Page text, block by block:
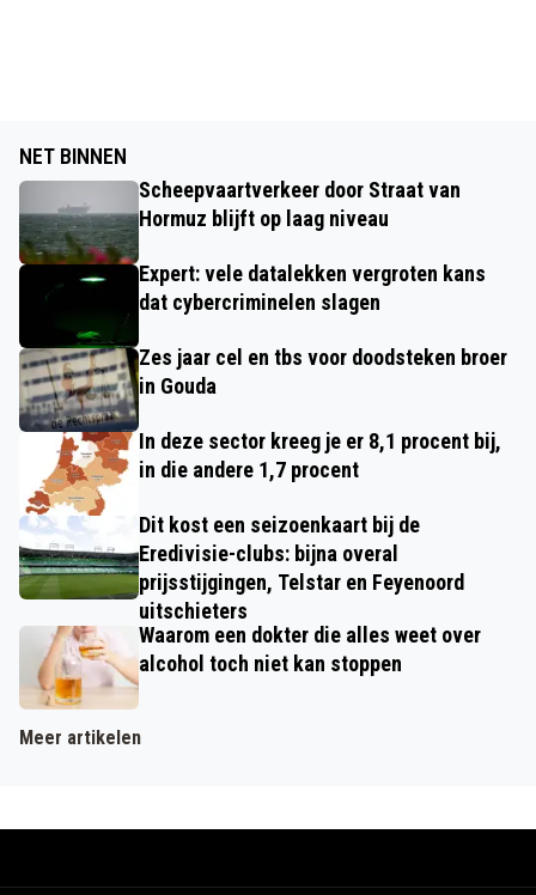
NET BINNEN
Scheepvaartverkeer door Straat van
Hormuz blijft op laag niveau
Expert: vele datalekken vergroten kans
dat cybercriminelen slagen
Zes jaar cel en tbs voor doodsteken broer
in Gouda
In deze sector kreeg je er 8,1 procent bij,
in die andere 1,7 procent
Dit kost een seizoenkaart bij de
Eredivisie-clubs: bijna overal
prijsstijgingen, Telstar en Feyenoord
uitschieters
Waarom een dokter die alles weet over
alcohol toch niet kan stoppen
Meer artikelen